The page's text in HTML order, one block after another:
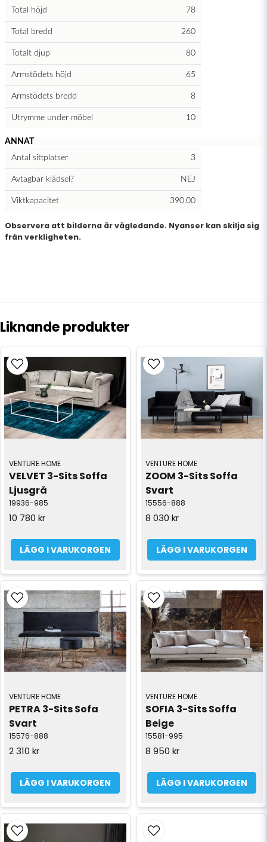
Total höjd 78
Total bredd 260
Totalt djup 80
Armstödets höjd 65
Armstödets bredd 8
Utrymme under möbel 10
ANNAT
Antal sittplatser
3
Avtagbar klädsel? NEJ
Viktkapacitet 390,00
Observera att bilderna är vägledande. Nyanser kan skilja sig
från verkligheten.
Liknande produkter
VENTURE HOME
VELVET 3-Sits Soffa
Ljusgrå
19936-985
10 780 kr
LÄGG I VARUKORGEN
VENTURE HOME
ZOOM 3-Sits Soffa
Svart
15556-888
8 030 kr
LÄGG I VARUKORGEN
VENTURE HOME
PETRA 3-Sits Sofa
Svart
15576-888
2 310 kr
LÄGG I VARUKORGEN
VENTURE HOME
SOFIA 3-Sits Soffa
Beige
15581-995
8 950 kr
LÄGG I VARUKORGEN